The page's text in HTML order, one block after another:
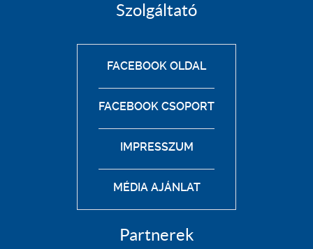
Szolgáltató
FACEBOOK OLDAL
FACEBOOK CSOPORT
IMPRESSZUM
MÉDIA AJÁNLAT
Partnerek